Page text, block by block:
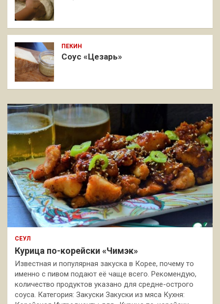
ПЕКИН
Соус «Цезарь»
СЕУЛ
Курица по-корейски «Чимэк»
Известная и популярная закуска в Корее, почему то
именно с пивом подают её чаще всего. Рекомендую,
количество продуктов указано для средне-острого
соуса. Категория: Закуски Закуски из мяса Кухня: